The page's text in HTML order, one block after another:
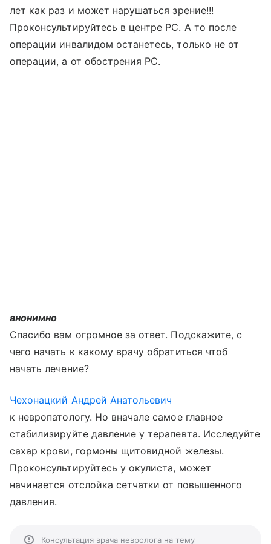
лет как раз и может нарушаться зрение!!!
Проконсультируйтесь в центре РС. А то после
операции инвалидом останетесь, только не от
операции, а от обострения РС.
анонимно
Спасибо вам огромное за ответ. Подскажите, с
чего начать к какому врачу обратиться чтоб
начать лечение?
Чехонацкий Андрей Анатольевич
к невропатологу. Но вначале самое главное
стабилизируйте давление у терапевта. Исследуйте
сахар крови, гормоны щитовидной железы.
Проконсультируйтесь у окулиста, может
начинается отслойка сетчатки от повышенного
давления.
Консультация врача невролога на тему